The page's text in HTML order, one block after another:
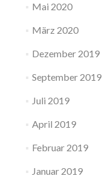
Mai 2020
März 2020
Dezember 2019
September 2019
Juli 2019
April 2019
Februar 2019
Januar 2019